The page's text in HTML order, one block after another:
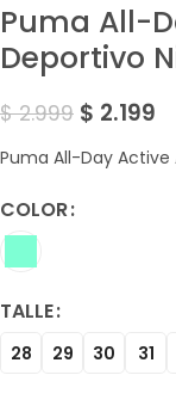
Puma All-
Deportivo
$2.999 $ 2.199
Puma All-Day Active
COLOR
TALLE
28 29 30 31